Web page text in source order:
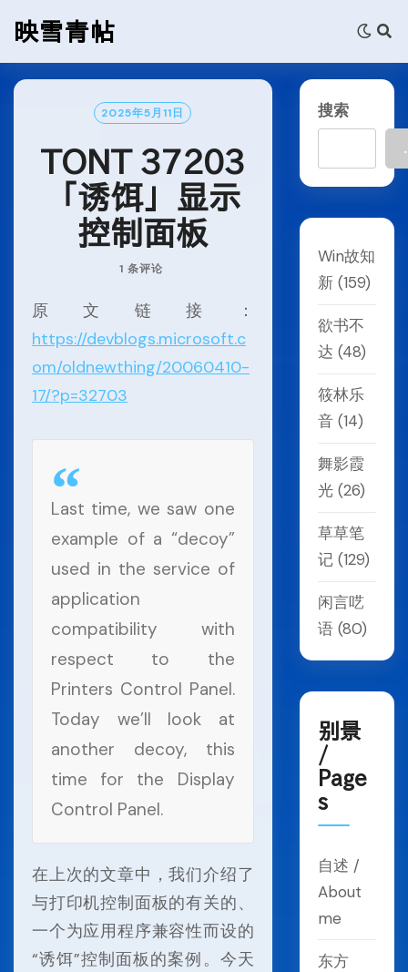
to
content
映雪青帖
2025年5月11日
TONT 37203
「诱饵」显示
控制面板
1 条评论
原文链接：
https://devblogs.microsoft.c
om/oldnewthing/20060410-
17/?p=32703
Last time, we saw one
example of a “decoy”
used in the service of
application
compatibility with
respect to the
Printers Control Panel.
Today we’ll look at
another decoy, this
time for the Display
Control Panel.
在上次的文章中，我们介绍了
与打印机控制面板的有关的、
一个为应用程序兼容性而设的
“诱饵”控制面板的案例。今天
搜索
Win故知
新(159)
欲书不
达 (48)
筱林乐
音(14)
舞影霞
光(26)
草草笔
记(129)
闲言呓
语(80)
别景
/
Page
s
自述 /
About
me
东方